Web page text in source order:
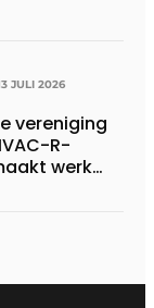
JULI 2026
vereniging
R-
werk